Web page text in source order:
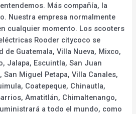
Más compañía, la
Nuestra empresa normalmente
cualquier momento. Los scooters
Rooder citycoco se
de Guatemala, Villa Nueva, Mixco,
Jalapa, Escuintla, San Juan
San Miguel Petapa, Villa Canales,
Coatepeque, Chinautla,
Amatitlán, Chimaltenango,
a todo el mundo, como